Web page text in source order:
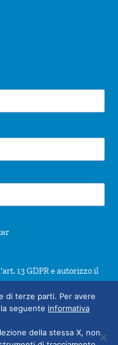
13 GDPR e autorizzo il
di terze parti. Per avere
seguente informativa
della stessa X, non